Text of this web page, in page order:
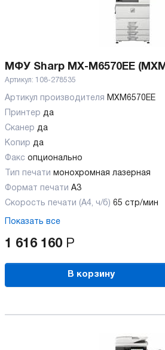
МФУ Sharp MX-M6570EE
Артикул: 108-278535
Артикул производителя MXM6570EE
Принтер да
Сканер да
Копир да
Факс опционально
Тип печати монохромная лазерная
Формат печати A3
Скорость печати (А4, ч/б) 65 стр/мин
Показать все
1 616 160 Р
В корзину